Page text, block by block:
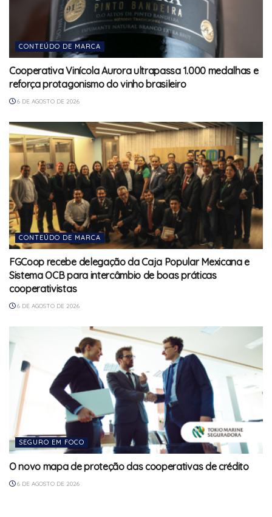
CONTEÚDO DE MARCA
Cooperativa Vinícola Aurora ultrapassa 1.000 medalhas e
reforça protagonismo do vinho brasileiro
6 DE AGOSTO DE 2026
CONTEÚDO DE MARCA
FGCoop recebe delegação da Caja Popular Mexicana e
Sistema OCB para intercâmbio de boas práticas
cooperativistas
6 DE AGOSTO DE 2026
SEGURO EM FOCO
O novo mapa de proteção das cooperativas de crédito
6 DE AGOSTO DE 2026